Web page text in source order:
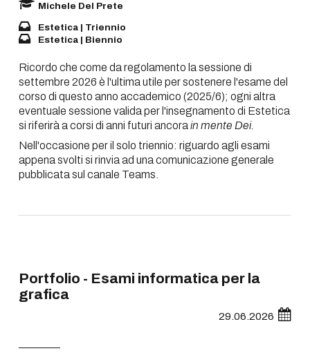
Michele Del Prete
Estetica | Triennio
Estetica | Biennio
Ricordo che come da regolamento la sessione di
settembre 2026 è l'ultima utile per sostenere l'esame del
corso di questo anno accademico (2025/6); ogni altra
eventuale sessione valida per l'insegnamento di Estetica
si riferirà a corsi di anni futuri ancora in mente Dei.
Nell'occasione per il solo triennio: riguardo agli esami
appena svolti si rinvia ad una comunicazione generale
pubblicata sul canale Teams.
Portfolio - Esami informatica per la
grafica
29.06.2026